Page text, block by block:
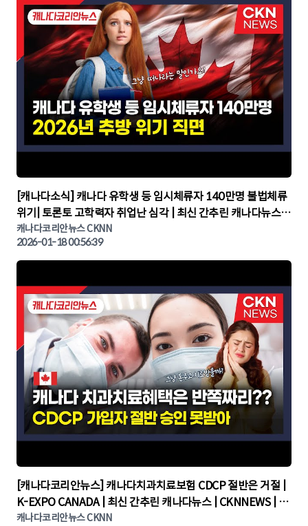
▶
[캐나다소식] 캐나다 유학생 등 임시체류자 140만명 불법체류
위기| 토론토 고학력자 취업난 심각 | 최신 간추린 캐나다뉴스 |
CKNNEWS, 캐나다코리안뉴스
캐나다코리안뉴스 CKNN
2026-01-18 00:56:39
▶
[캐나다코리안뉴스] 캐나다치과치료보험 CDCP 절반은 거절 |
K-EXPO CANADA | 최신 간추린 캐나다뉴스 | CKNNEWS | 캐
나다뉴스 | 토론토뉴스
캐나다코리안뉴스 CKNN